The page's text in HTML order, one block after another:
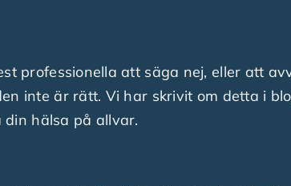
professionella att säga nej, eller att
inte är rätt. Vi har skrivit om detta i
hälsa på allvar.